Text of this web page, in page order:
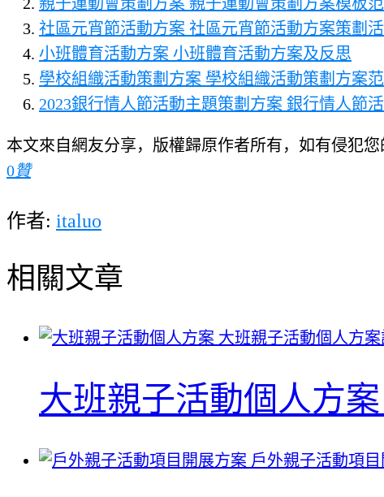
社區元宵節活動方案 社區元宵節活動方案策劃
小班體育活動方案 小班體育活動方案及反思
學校組織活動策劃方案 學校組織活動策劃方案
2023銀行情人節活動主題策劃方案 銀行情人節
本文來自網友分享，版權歸原作者所有，如有侵犯
0贊
作者: italuo
相關文章
大班親子活動個人方